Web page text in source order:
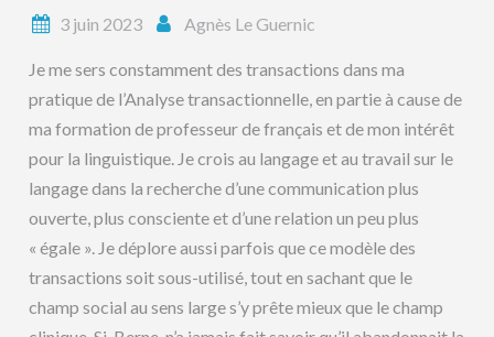
3 juin 2023 Agnès Le Guernic
Je me sers constamment des transactions dans ma
pratique de l’Analyse transactionnelle, en partie à cause de
ma formation de professeur de français et de mon intérêt
pour la linguistique. Je crois au langage et au travail sur le
langage dans la recherche d’une communication plus
ouverte, plus consciente et d’une relation un peu plus
« égale ». Je déplore aussi parfois que ce modèle des
transactions soit sous-utilisé, tout en sachant que le
champ social au sens large s’y prête mieux que le champ